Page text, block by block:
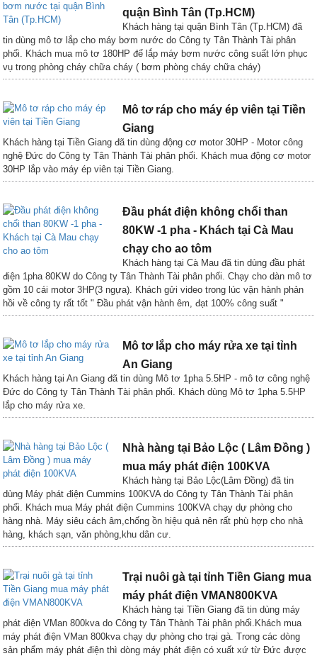
quận Bình Tân (Tp.HCM)
Khách hàng tại quận Bình Tân (Tp.HCM) đã
tin dùng mô tơ lắp cho máy bơm nước do Công ty Tân Thành Tài phân
phối. Khách mua mô tơ 180HP để lắp máy bơm nước công suất lớn phục
vụ trong phòng cháy chữa cháy ( bơm phòng cháy chữa cháy)
Mô tơ ráp cho máy ép viên tại Tiền
Giang
Khách hàng tại Tiền Giang đã tin dùng động cơ motor 30HP - Motor công
nghệ Đức do Công ty Tân Thành Tài phân phối. Khách mua động cơ motor
30HP lắp vào máy ép viên tại Tiền Giang.
Đầu phát điện không chổi than
80KW -1 pha - Khách tại Cà Mau
chạy cho ao tôm
Khách hàng tại Cà Mau đã tin dùng đầu phát
điện 1pha 80KW do Công ty Tân Thành Tài phân phối. Chạy cho dàn mô tơ
gồm 10 cái motor 3HP(3 ngựa). Khách gửi video trong lúc vận hành phản
hồi về công ty rất tốt " Đầu phát vận hành êm, đạt 100% công suất "
Mô tơ lắp cho máy rửa xe tại tỉnh
An Giang
Khách hàng tại An Giang đã tin dùng Mô tơ 1pha 5.5HP - mô tơ công nghệ
Đức do Công ty Tân Thành Tài phân phối. Khách dùng Mô tơ 1pha 5.5HP
lắp cho máy rửa xe.
Nhà hàng tại Bảo Lộc ( Lâm Đồng )
mua máy phát điện 100KVA
Khách hàng tại Bảo Lộc(Lâm Đồng) đã tin
dùng Máy phát điện Cummins 100KVA do Công ty Tân Thành Tài phân
phối. Khách mua Máy phát điện Cummins 100KVA chạy dự phòng cho
hàng nhà. Máy siêu cách âm,chống ồn hiệu quả nên rất phù hợp cho nhà
hàng, khách sạn, văn phòng,khu dân cư.
Trại nuôi gà tại tỉnh Tiền Giang mua
máy phát điện VMAN800KVA
Khách hàng tại Tiền Giang đã tin dùng máy
phát điện VMan 800kva do Công ty Tân Thành Tài phân phối.Khách mua
máy phát điện VMan 800kva chạy dự phòng cho trại gà. Trong các dòng
sản phẩm máy phát điện thì dòng máy phát điện có xuất xứ từ Đức được